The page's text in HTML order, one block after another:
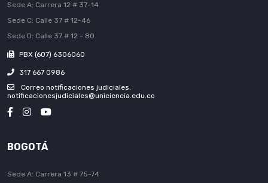
Sede A: Carrera 12 # 37-14
Sede C: Calle 37 # 12-46
Sede D: Calle 37 # 12 - 80
PBX (607) 6306060
317 667 0986
Correo notificaciones judiciales:
notificacionesjudiciales@uniciencia.edu.co
BOGOTÁ
Sede A: Carrera 13 # 75-74